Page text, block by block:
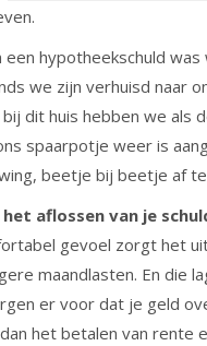
een hypotheekschuld
we zijn verhuisd naar
dit huis hebben we als
spaarpotje weer is
beetje bij beetje af
aflossen van je
gevoel zorgt het
maandlasten. En die
er voor dat je geld
het betalen van rente